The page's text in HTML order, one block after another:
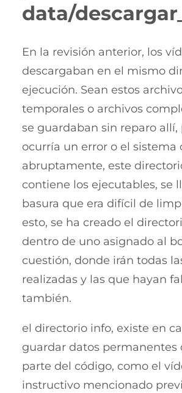
data/
En la revisión anterior, los
descargaban en el mismo
ejecución. Sean estos
temporales o archivos
se guardaban sin reparo allí,
ocurría un error o el sistema
abruptamente, este
contiene los ejecutables, se
basura que era difícil de
esto, se ha creado el
dentro de uno asignado al
cuestión, donde irán todas
realizadas y las que hayan
también.
el directorio info, existe en
guardar datos permanentes
parte del código, como el
instructivo mencionado